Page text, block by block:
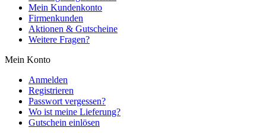
Mein Kundenkonto
Firmenkunden
Aktionen & Gutscheine
Weitere Fragen?
Mein Konto
Anmelden
Registrieren
Passwort vergessen?
Wo ist meine Lieferung?
Gutschein einlösen